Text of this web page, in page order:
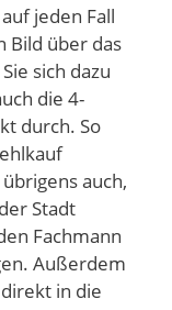
jeden Fall
Bild über das
sich dazu
die 4-
durch. So
auch,
Stadt
Fachmann
Außerdem
direkt in die